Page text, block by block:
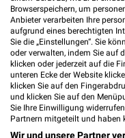
Heute
472,03 km
Schmidt
Christian-
53117 Bonn
Heute
Browserspeichern, um
Anbieter verarbeiten Ihre
aufgrund eines berechtigten
Sie die „Einstellungen“. Sie
oder verwalten, indem Sie auf
klicken oder jederzeit auf die
unteren Ecke der Website
klicken Sie auf den
und klicken Sie auf den
Sie Ihre Einwilligung
Partnern mitgeteilt und haben
Wir und unsere Partner